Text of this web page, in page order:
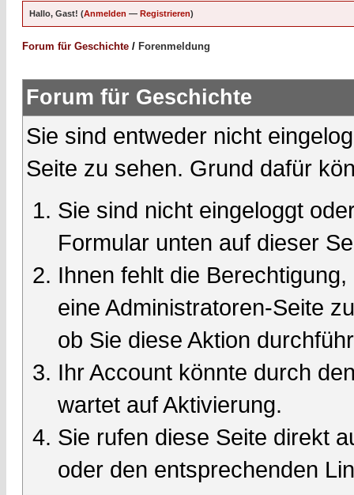
Hallo, Gast! (Anmelden — Registrieren)
Forum für Geschichte / Forenmeldung
Forum für Geschichte
Sie sind entweder nicht
Seite zu sehen. Grund dafür
Sie sind nicht eingeloggt
Formular unten auf dieser
Ihnen fehlt die
eine Administratoren-Seite
ob Sie diese Aktion
Ihr Account könnte durch
wartet auf Aktivierung.
Sie rufen diese Seite direkt
oder den entsprechenden